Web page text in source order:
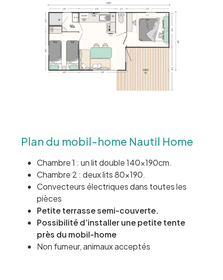
Plan du mobil-home Nautil Home
Chambre 1 : un lit double 140x190cm.
Chambre 2 : deux lits 80×190.
Convecteurs électriques dans toutes les
pièces
Petite terrasse semi-couverte.
Possibilité d’installer une petite tente
près du mobil-home
Non fumeur, animaux acceptés